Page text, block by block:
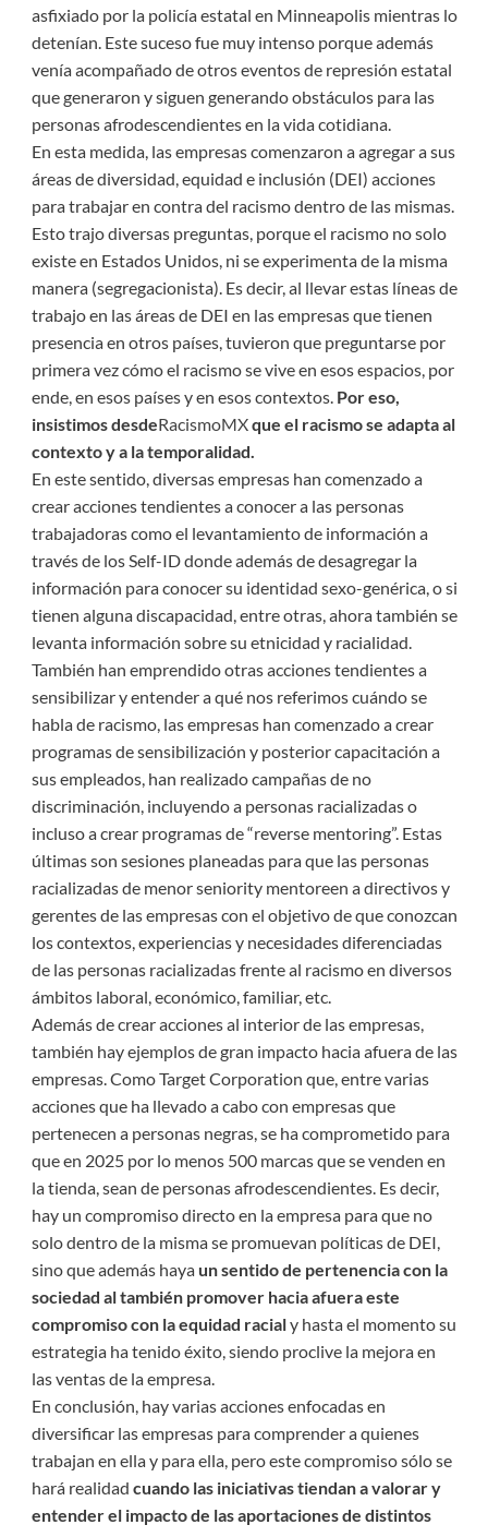
asfixiado por la policía estatal en Minneapolis mientras lo
detenían. Este suceso fue muy intenso porque además
venía acompañado de otros eventos de represión estatal
que generaron y siguen generando obstáculos para las
personas afrodescendientes en la vida cotidiana.
En esta medida, las empresas comenzaron a agregar a sus
áreas de diversidad, equidad e inclusión (DEI) acciones
para trabajar en contra del racismo dentro de las mismas.
Esto trajo diversas preguntas, porque el racismo no solo
existe en Estados Unidos, ni se experimenta de la misma
manera (segregacionista). Es decir, al llevar estas líneas de
trabajo en las áreas de DEI en las empresas que tienen
presencia en otros países, tuvieron que preguntarse por
primera vez cómo el racismo se vive en esos espacios, por
ende, en esos países y en esos contextos. Por eso,
insistimos desdeRacismoMXque el racismo se adapta al
contexto y a la temporalidad.
En este sentido, diversas empresas han comenzado a
crear acciones tendientes a conocer a las personas
trabajadoras como el levantamiento de información a
través de los Self-ID donde además de desagregar la
información para conocer su identidad sexo-genérica, o si
tienen alguna discapacidad, entre otras, ahora también se
levanta información sobre su etnicidad y racialidad.
También han emprendido otras acciones tendientes a
sensibilizar y entender a qué nos referimos cuándo se
habla de racismo, las empresas han comenzado a crear
programas de sensibilización y posterior capacitación a
sus empleados, han realizado campañas de no
discriminación, incluyendo a personas racializadas o
incluso a crear programas de “reverse mentoring”. Estas
últimas son sesiones planeadas para que las personas
racializadas de menor seniority mentoreen a directivos y
gerentes de las empresas con el objetivo de que conozcan
los contextos, experiencias y necesidades diferenciadas
de las personas racializadas frente al racismo en diversos
ámbitos laboral, económico, familiar, etc.
Además de crear acciones al interior de las empresas,
también hay ejemplos de gran impacto hacia afuera de las
empresas. Como Target Corporation que, entre varias
acciones que ha llevado a cabo con empresas que
pertenecen a personas negras, se ha comprometido para
que en 2025 por lo menos 500 marcas que se venden en
la tienda, sean de personas afrodescendientes. Es decir,
hay un compromiso directo en la empresa para que no
solo dentro de la misma se promuevan políticas de DEI,
sino que además haya un sentido de pertenencia con la
sociedad al también promover hacia afuera este
compromiso con la equidad racialy hasta el momento su
estrategia ha tenido éxito, siendo proclive la mejora en
las ventas de la empresa.
En conclusión, hay varias acciones enfocadas en
diversificar las empresas para comprender a quienes
trabajan en ella y para ella, pero este compromiso sólo se
hará realidad cuando las iniciativas tiendan a valorar y
entender el impacto de las aportaciones de distintos